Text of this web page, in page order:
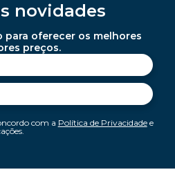
novidades
para oferecer os melhores
preços.
com a Política de Privacidadee